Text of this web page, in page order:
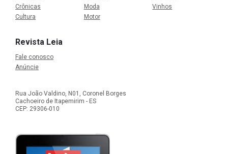
Crônicas
Cultura
Moda
Motor
Vinhos
Revista Leia
Fale conosco
Anúncie
Rua João Valdino, N01, Coronel Borges
Cachoeiro de Itapemirim - ES
CEP: 29306-010